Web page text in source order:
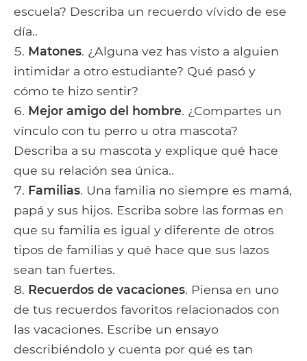
escuela? Describa un recuerdo vívido de ese
día..
Matones. ¿Alguna vez has visto a alguien
intimidar a otro estudiante? Qué pasó y
cómo te hizo sentir?
Mejor amigo del hombre. ¿Compartes un
vínculo con tu perro u otra mascota?
Describa a su mascota y explique qué hace
que su relación sea única..
Familias. Una familia no siempre es mamá,
papá y sus hijos. Escriba sobre las formas en
que su familia es igual y diferente de otros
tipos de familias y qué hace que sus lazos
sean tan fuertes.
Recuerdos de vacaciones. Piensa en uno
de tus recuerdos favoritos relacionados con
las vacaciones. Escribe un ensayo
describiéndolo y cuenta por qué es tan